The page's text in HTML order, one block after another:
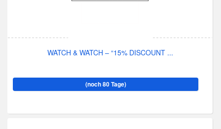
WATCH & WATCH – “15% DISCOUNT ...
(noch 80 Tage)